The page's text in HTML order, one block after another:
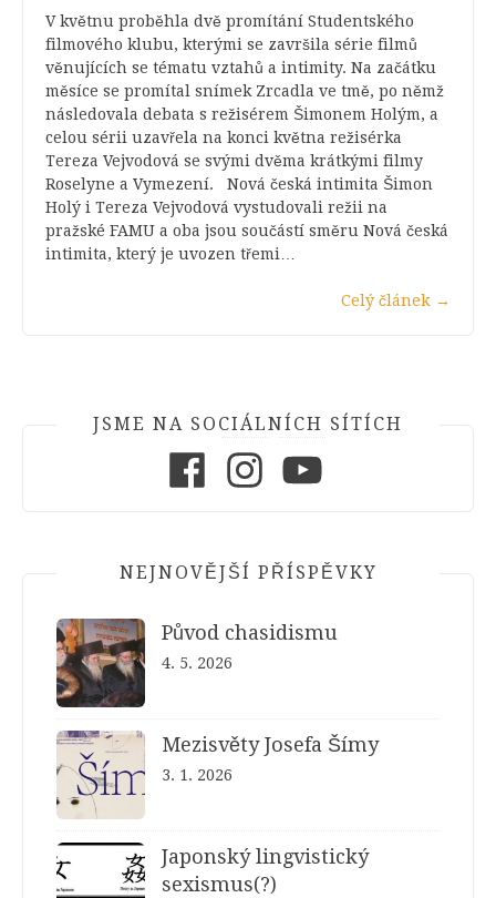
V květnu proběhla dvě promítání Studentského
filmového klubu, kterými se završila série filmů
věnujících se tématu vztahů a intimity. Na začátku
měsíce se promítal snímek Zrcadla ve tmě, po němž
následovala debata s režisérem Šimonem Holým, a
celou sérii uzavřela na konci května režisérka
Tereza Vejvodová se svými dvěma krátkými filmy
Roselyne a Vymezení. Nová česká intimita Šimon
Holý i Tereza Vejvodová vystudovali režii na
pražské FAMU a oba jsou součástí směru Nová česká
intimita, který je uvozen třemi…
Celý článek →
JSME NA SOCIÁLNÍCH SÍTÍCH
NEJNOVĚJŠÍ PŘÍSPĚVKY
Původ chasidismu
4. 5. 2026
Mezisvěty Josefa Šímy
3. 1. 2026
Japonský lingvistický
sexismus(?)